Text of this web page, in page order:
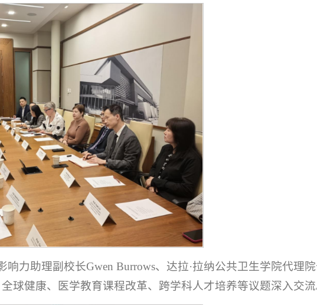
力助理副校长Gwen Burrows、达拉·拉纳公共卫生学院代理
球健康、医学教育课程改革、跨学科人才培养等议题深入交